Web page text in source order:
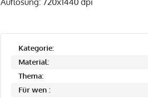
Kategorie:
Material:
Thema:
Für wen :